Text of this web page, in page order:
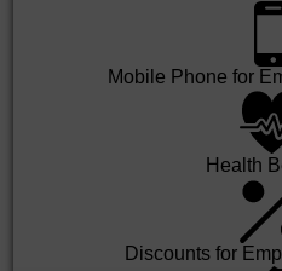
Mobile Phone for
Health
Discounts for